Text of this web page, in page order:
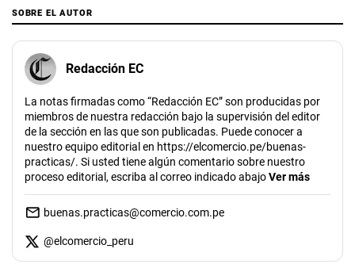
SOBRE EL AUTOR
Redacción EC
La notas firmadas como “Redacción EC” son producidas por
miembros de nuestra redacción bajo la supervisión del editor
de la sección en las que son publicadas. Puede conocer a
nuestro equipo editorial en https://elcomercio.pe/buenas-
practicas/. Si usted tiene algún comentario sobre nuestro
proceso editorial, escriba al correo indicado abajoVer más
buenas.practicas@comercio.com.pe
@elcomercio_peru